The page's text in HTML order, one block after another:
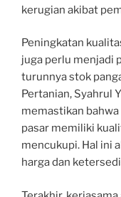
kerugian akibat
Peningkatan
juga perlu menjadi
turunnya stok
Pertanian, Syahrul
memastikan bahwa
pasar memiliki
mencukupi. Hal ini
harga dan